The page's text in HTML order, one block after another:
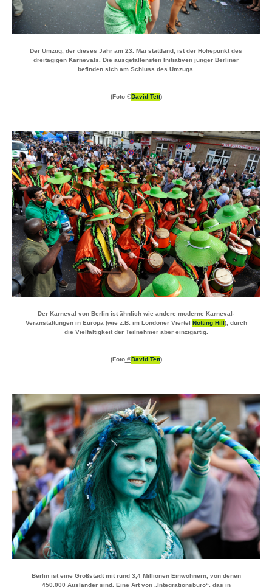
Der Umzug, der dieses Jahr am 23. Mai stattfand, ist der Höhepunkt des
dreitägigen Karnevals. Die ausgefallensten Initiativen junger Berliner
befinden sich am Schluss des Umzugs.
(Foto ©David Tett)
Der Karneval von Berlin ist ähnlich wie andere moderne Karneval-
Veranstaltungen in Europa (wie z.B. im Londoner Viertel Notting Hill), durch
die Vielfältigkeit der Teilnehmer aber einzigartig.
(Foto©David Tett)
Berlin ist eine Großstadt mit rund3,4 Millionen Einwohnern, von denen
450.000 Ausländer sind. Eine Art von „Integrationsbüro“, das in